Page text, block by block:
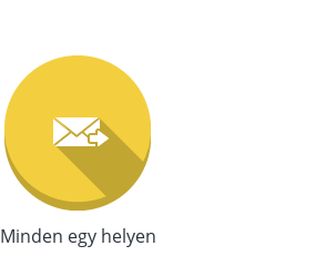
Minden egy helyen